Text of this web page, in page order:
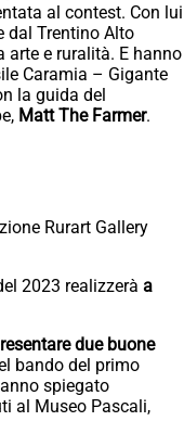
al contest. Con lui
dal Trentino Alto
arte e ruralità. E hanno
Caramia – Gigante
la guida del
Matt The Farmer.
Rurart Gallery
2023 realizzerà a
due buone
bando del primo
spiegato
al Museo Pascali,